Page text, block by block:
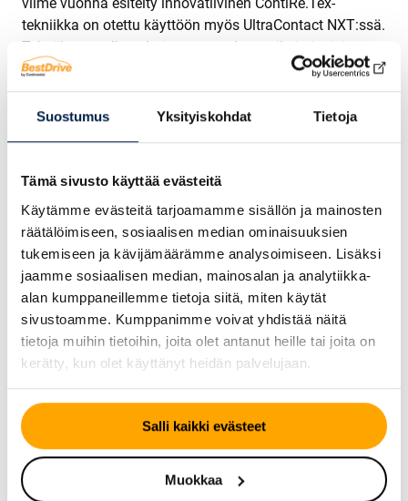
Suostumus Yksityiskohdat Tietoja
Tämä sivusto käyttää evästeitä
Käytämme evästeitä tarjoamamme sisällön ja mainosten
räätälöimiseen, sosiaalisen median ominaisuuksien
tukemiseen ja kävijämäärämme analysoimiseen. Lisäksi
jaamme sosiaalisen median, mainosalan ja analytiikka-
alan kumppaneillemme tietoja siitä, miten käytät
sivustoamme. Kumppanimme voivat yhdistää näitä
tietoja muihin tietoihin, joita olet antanut heille tai joita on
kerätty, kun olet käyttänyt heidän palvelujaan.
Salli kaikki evästeet
Muokkaa
tekniikka on otettu käyttöön myös UltraContact NXT:ssä.
Tekniikan avulla valmistetaan polyesterikuituja, joita
käytetään vahvistamaan renkaan runkoa. Kuidut
saadaan kierrättämällä PET-pulloja, jotka muuten
olisivat päätyneet polttolaitoksiin tai kaatopaikoille.
Saatavana erilaisiin automalleihin ja kaikentyyppisille
UltraContact NXT on jatkoa menestyneelle UltraContact-
tuoteperheelle, jonka Continental lanseerasi markkinoille
vuonna 2022. 19 kokoa korvaavat UltraContactin
nykyiset vastaavat koot. Continental tuo asteittain
markkinoille UltraContact NXT:n Euroopassa.
Ensimmäiset koot ovat saatavilla rengaskauppiaille
Euroopassa heinäkuun aikana. UltraContact NXT on
suunniteltu sekä sähkö- että polttomoottoreille, ja se
optimaalisen kilometrituloksen. UltraContact NXT:ssä on
EV Compatible -merkintä, ja se on saatavana useisiin
suosittuihin autoihin, kuten mm. Kia Niro, VW ID.3,
Mercedes-Benz EQA, Tesla Model 3, Audi Q4 E-TRON,
Skoda Octavia, VW Golf 8 ja Audi A3.